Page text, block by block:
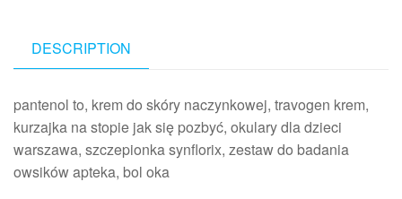
DESCRIPTION
pantenol to, krem do skóry naczynkowej, travogen krem,
kurzajka na stopie jak się pozbyć, okulary dla dzieci
warszawa, szczepionka synflorix, zestaw do badania
owsików apteka, bol oka